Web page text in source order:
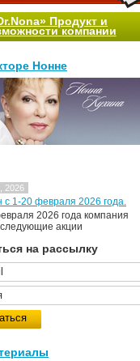
Продукт и
компании
Нонне
2026
1-20 февраля 2026 года.
2026 года компания
акции
на рассылку